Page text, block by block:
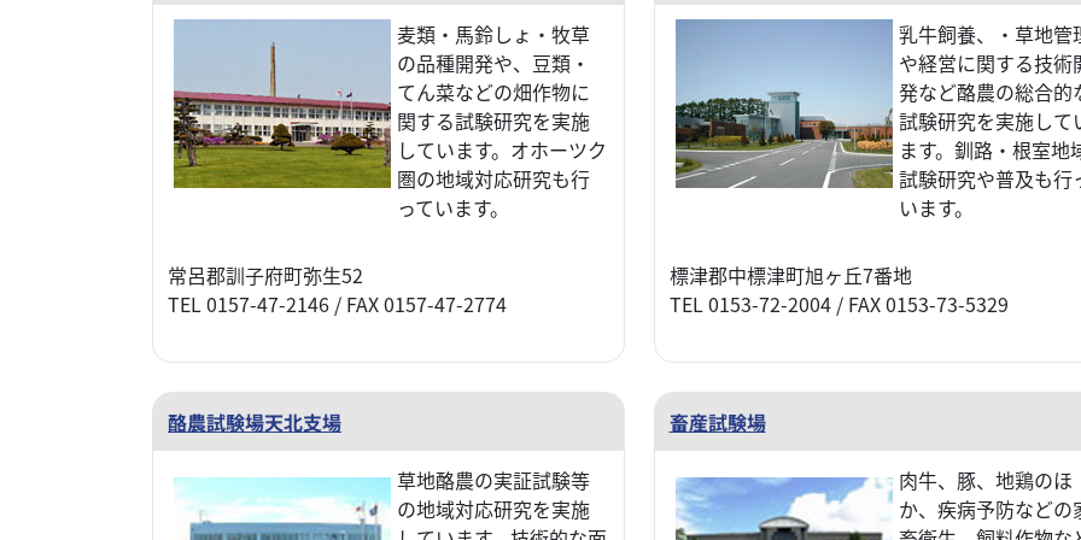
麦類・馬鈴しょ・牧草
の品種開発や、豆類・
てん菜などの畑作物に
関する試験研究を実施
しています。オホーツク
圏の地域対応研究も行
っています。
常呂郡訓子府町弥生52
TEL 0157-47-2146 / FAX 0157-47-2774
乳牛飼養、・草地管
や経営に関する技術
発など酪農の総合的
試験研究を実施して
ます。釧路・根室地
試験研究や普及も行
います。
標津郡中標津町旭ヶ丘7番地
TEL 0153-72-2004 / FAX 0153-73-5329
酪農試験場天北支場
草地酪農の実証試験等
の地域対応研究を実施
畜産試験場
肉牛、豚、地鶏のほ
か、疾病予防などの